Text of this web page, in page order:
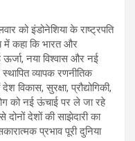
को इंडोनेशिया के राष्ट्रपति
में कहा कि भारत और
नया विश्वास और नई
व्यापक रणनीतिक
विकास, सुरक्षा, प्रौद्योगिकी,
को नई ऊंचाई पर ले जा रहे
देशों की साझेदारी का
प्रभाव पूरी दुनिया